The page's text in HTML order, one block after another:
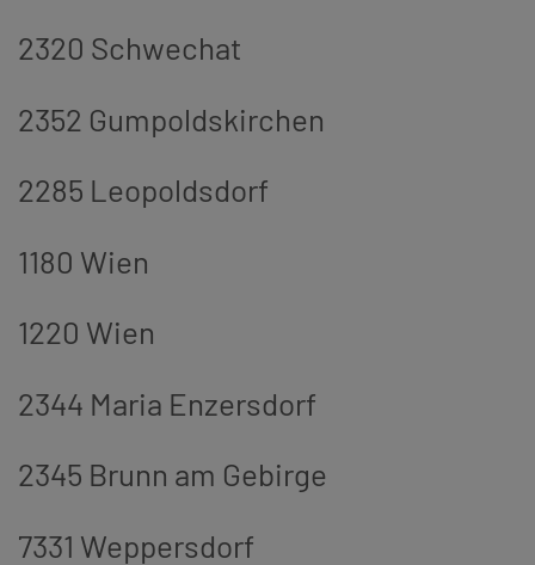
2320 Schwechat
2352 Gumpoldskirchen
2285 Leopoldsdorf
1180 Wien
1220 Wien
2344 Maria Enzersdorf
2345 Brunn am Gebirge
7331 Weppersdorf